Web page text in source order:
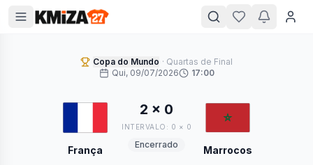
Copa do Mundo · Quartas de Final
Qui, 09/07/2026
17:00
França
2 × 0
INTERVALO: 0 × 0
Encerrado Marrocos